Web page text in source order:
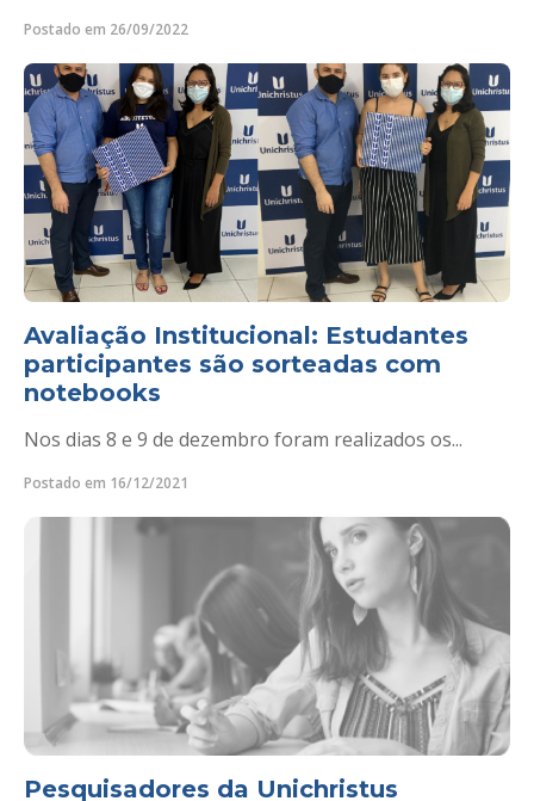
Postado em 26/09/2022
Avaliação Institucional: Estudantes
participantes são sorteadas com
notebooks
Nos dias 8 e 9 de dezembro foram realizados os...
Postado em 16/12/2021
Pesquisadores da Unichristus